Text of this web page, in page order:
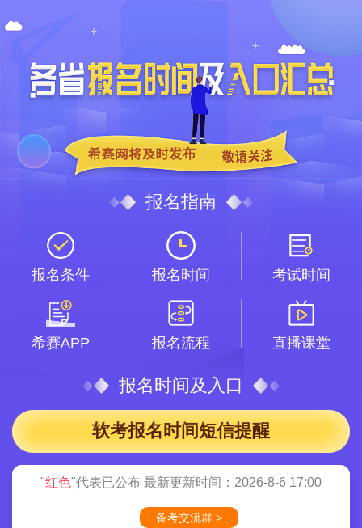
报名指南
报名条件 报名时间 考试时间
希赛APP 报名流程 直播课堂
报名时间及入口
软考报名时间短信提醒
"红色"代表已公布 最新更新时间：2026-8-6 17:00
备考交流群 >